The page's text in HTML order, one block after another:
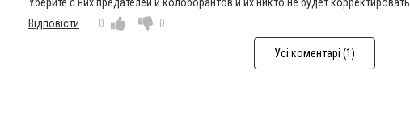
Уберите с них предателей и колоборантов и их никто не будет корректировать
Відповісти
0 0
Усі коментарі (1)